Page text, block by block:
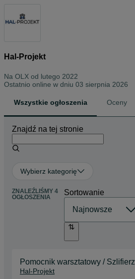
Hal-Projekt
Na OLX od lutego 2022
Ostatnio online w dniu 03 sierpnia 2026
Wszystkie ogłoszenia Oceny
Znajdź na tej stronie
Wybierz kategorię
ZNALEŹLIŚMY 4
OGŁOSZENIA
Sortowanie
Pomocnik warsztatowy / Szlifierz
Hal-Projekt